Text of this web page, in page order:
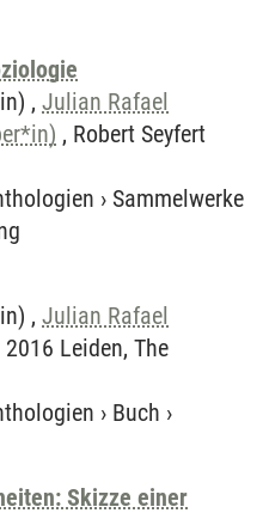
, Julian Rafael
, Robert Seyfert
› Sammelwerke
, Julian Rafael
2016 Leiden, The
› Buch ›
Skizze einer